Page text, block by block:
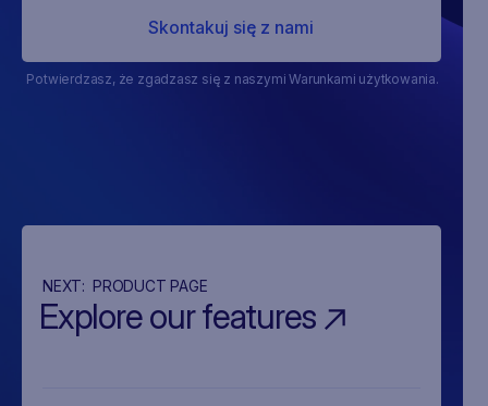
Potwierdzasz, że zgadzasz się z naszymi Warunkami użytkowania.
NEXT: PRODUCT PAGE
Explore our features